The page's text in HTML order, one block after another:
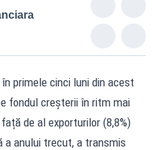
primele cinci luni din acest
fondul creșterii în ritm mai
de al exporturilor (8,8%)
a anului trecut, a transmis